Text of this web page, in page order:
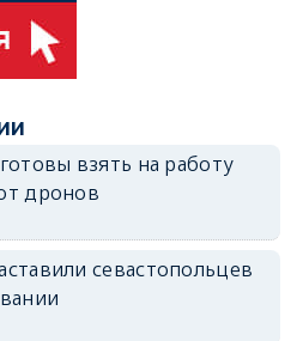
взять на работу
дронов
севастопольцев